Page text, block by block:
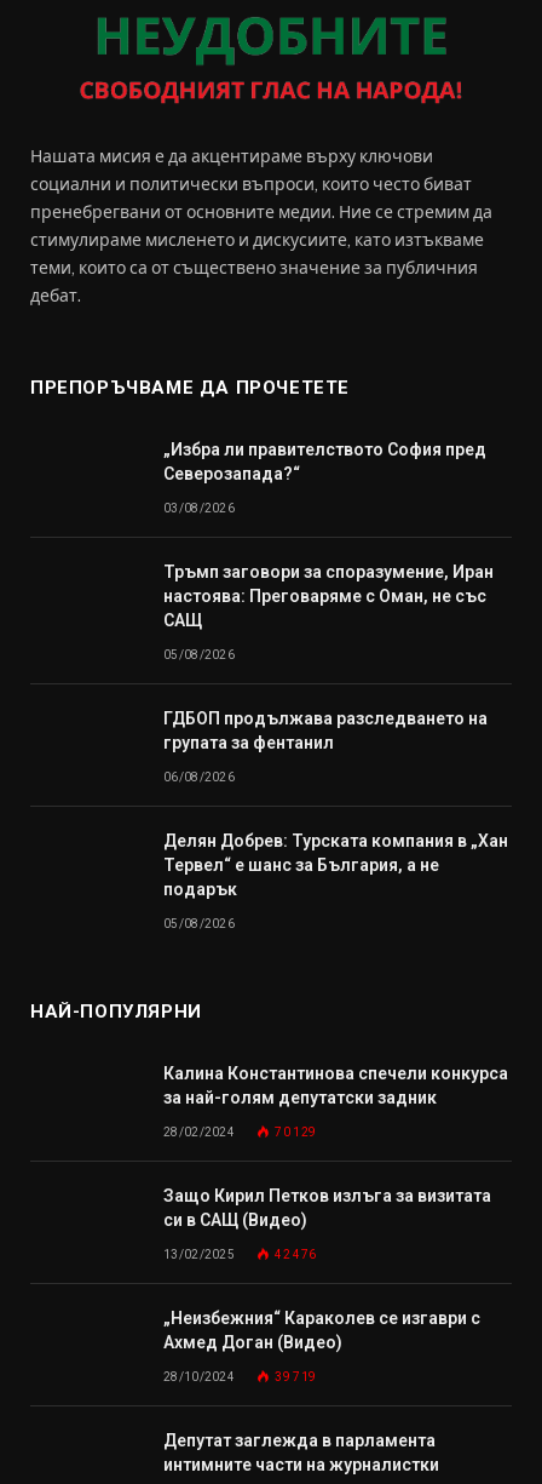
Нашата мисия е да акцентираме върху ключови
социални и политически въпроси, които често биват
пренебрегвани от основните медии. Ние се стремим да
стимулираме мисленето и дискусиите, като изтъкваме
теми, които са от съществено значение за публичния
дебат.
ПРЕПОРЪЧВАМЕ ДА ПРОЧЕТЕТЕ
„Избра ли правителството София пред
Северозапада?“
03/08/2026
Тръмп заговори за споразумение, Иран
настоява: Преговаряме с Оман, не със
САЩ
05/08/2026
ГДБОП продължава разследването на
групата за фентанил
06/08/2026
Делян Добрев: Турската компания в „Хан
Тервел“ е шанс за България, а не
подарък
05/08/2026
НАЙ-ПОПУЛЯРНИ
Калина Константинова спечели конкурса
за най-голям депутатски задник
28/02/2024 70 129
Защо Кирил Петков излъга за визитата
си в САЩ (Видео)
13/02/2025 42 476
„Неизбежния“ Караколев се изгаври с
Ахмед Доган (Видео)
28/10/2024 39 719
Депутат заглежда в парламента
интимните части на журналистки